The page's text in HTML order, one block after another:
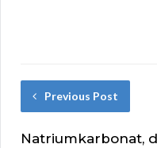
Previous Post
Natriumkarbonat,